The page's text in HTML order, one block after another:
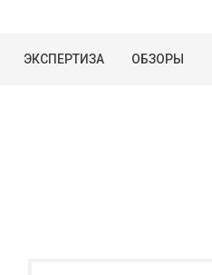
ЭКСПЕРТИЗА ОБЗОРЫ